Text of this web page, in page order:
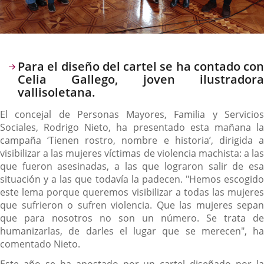
Descripción
Para el diseño del cartel se ha contado con
Celia Gallego, joven ilustradora
vallisoletana.
El concejal de Personas Mayores, Familia y Servicios
Sociales, Rodrigo Nieto, ha presentado esta mañana la
campaña ‘Tienen rostro, nombre e historia’, dirigida a
visibilizar a las mujeres víctimas de violencia machista: a las
que fueron asesinadas, a las que lograron salir de esa
situación y a las que todavía la padecen. "Hemos escogido
este lema porque queremos visibilizar a todas las mujeres
que sufrieron o sufren violencia. Que las mujeres sepan
que para nosotros no son un número. Se trata de
humanizarlas, de darles el lugar que se merecen", ha
comentado Nieto.